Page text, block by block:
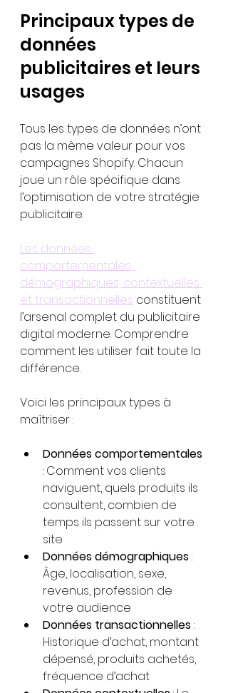
Principaux types de
données
publicitaires et leurs
usages
Tous les types de données n’ont
pas la même valeur pour vos
campagnes Shopify. Chacun
joue un rôle spécifique dans
l’optimisation de votre stratégie
publicitaire.
Les données
comportementales,
démographiques, contextuelles
et transactionnelles constituent
l’arsenal complet du publicitaire
digital moderne. Comprendre
comment les utiliser fait toute la
différence.
Voici les principaux types à
maîtriser :
Données comportementales
: Comment vos clients
naviguent, quels produits ils
consultent, combien de
temps ils passent sur votre
site
Données démographiques :
Âge, localisation, sexe,
revenus, profession de
votre audience
Données transactionnelles :
Historique d’achat, montant
dépensé, produits achetés,
fréquence d’achat